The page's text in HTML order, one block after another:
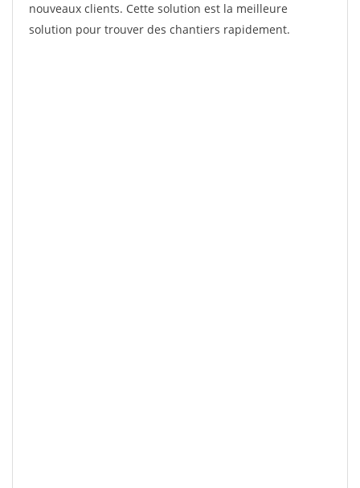
nouveaux clients. Cette solution est la meilleure
solution pour trouver des chantiers rapidement.